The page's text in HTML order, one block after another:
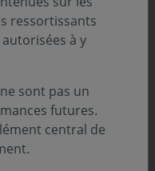
LABATE
:
ressortissants
à y
sont pas un
futures.
central de